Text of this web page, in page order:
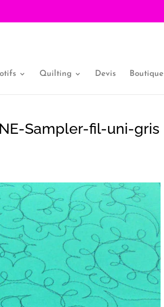
Quilting Devis Boutique
Sampler-fil-uni-gris